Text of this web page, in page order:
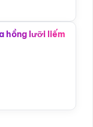
hồng lưỡi liếm